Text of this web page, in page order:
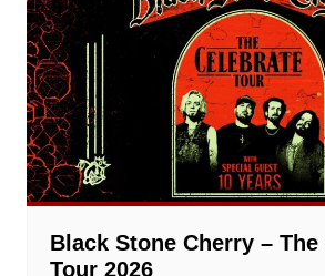
Black Stone Cherry – The
Tour 2026